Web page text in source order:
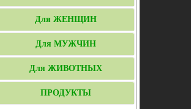
Для ЖЕНЩИН
Для МУЖЧИН
Для ЖИВОТНЫХ
ПРОДУКТЫ